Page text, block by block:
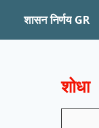
शासन निर्णय GR
शोधा